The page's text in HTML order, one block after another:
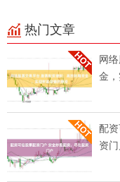
热门文章
网
金
配
资